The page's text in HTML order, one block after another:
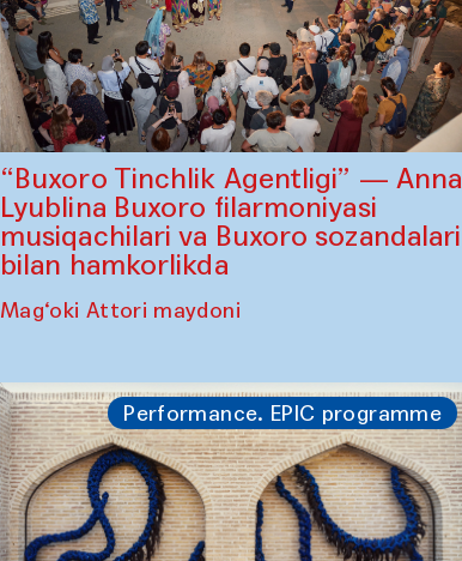
“Buxoro Tinchlik Agentligi” — Anna
Lyublina Buxoro filarmoniyasi
musiqachilari va Buxoro sozandalari
bilan hamkorlikda
Mag‘oki Attori maydoni
Performance. EPIC programme